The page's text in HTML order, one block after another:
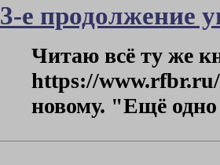
3-е продолжение
Читаю всё ту же
https://www.rfbr.ru/
новому. "Ещё